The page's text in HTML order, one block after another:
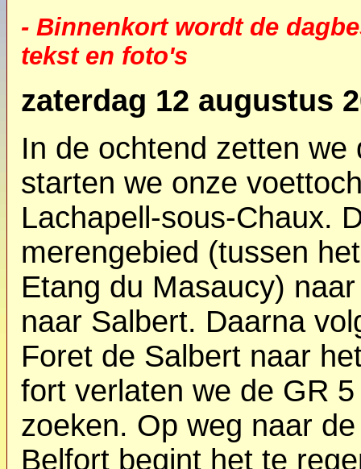
- Binnenkort wordt de
tekst en foto's
zaterdag 12 augustus
In de ochtend zetten
starten we onze
Lachapell-sous-Chaux.
merengebied (tussen
Etang du Masaucy)
naar Salbert. Daarna
Foret de Salbert naar
fort verlaten we de GR
zoeken. Op weg naar
Belfort begint het te